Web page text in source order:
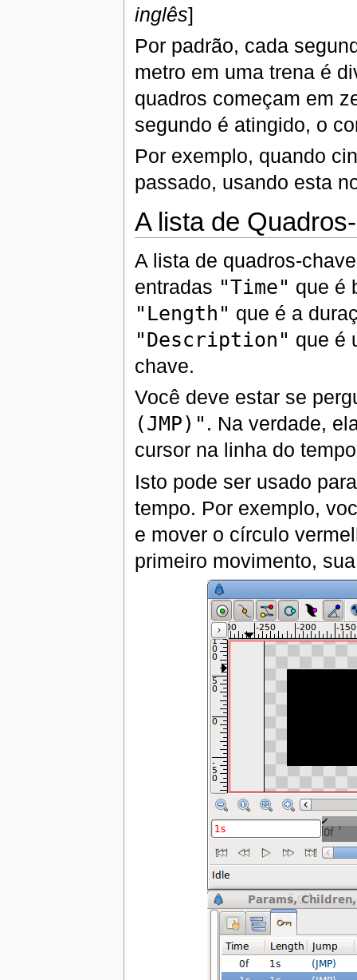
inglês]
Por padrão, cada
metro em uma trena é
quadros começam em
segundo é atingido, o
Por exemplo, quando
passado, usando esta
A lista de
A lista de quadros-
entradas "Time" que é
"Length" que é a
"Description" que é
chave.
Você deve estar se
(JMP)" . Na verdade,
cursor na linha do
Isto pode ser usado
tempo. Por exemplo,
e mover o círculo
primeiro movimento,